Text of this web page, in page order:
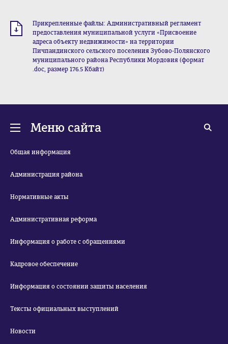
Прикрепленные файлы: Административный регламент
предоставления муниципальной услуги «Присвоение
адреса объекту недвижимости» на территории
Пичпандинского сельского поселения Зубово-Полянского
муниципального района Республики Мордовия (формат
.doc, размер 176.5 Кбайт)
Меню сайта
Общая информация
Администрация района
Нормативные акты
Административная реформа
Информация о работе с обращениями
Кадровое обеспечение
Информация о состоянии защиты населения
Тексты официальных выступлений
Новости